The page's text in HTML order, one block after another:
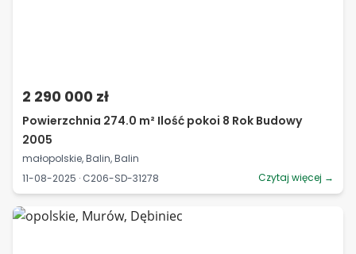
2 290 000 zł
Powierzchnia 274.0 m² Ilość pokoi 8 Rok Budowy
2005
małopolskie, Balin, Balin
11-08-2025 · C206-SD-31278
Czytaj więcej →